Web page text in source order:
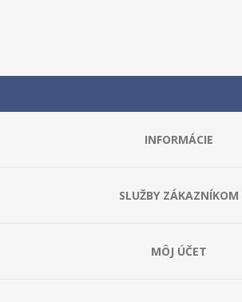
INFORMÁCIE
SLUŽBY ZÁKAZNÍKOM
MÔJ ÚČET